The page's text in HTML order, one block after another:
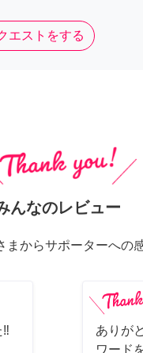
エストをする
んなのレビュー
まからサポーターへの
ありが
ワード